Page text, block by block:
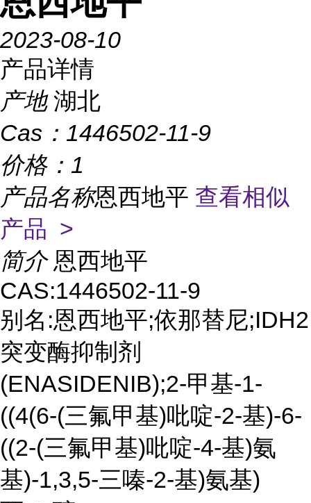
2023-08-10
产品详情
产地 湖北
Cas： 1446502-11-9
价格： 1
产品名称恩西地平 查看相似
产品 >
简介 恩西地平
CAS:1446502-11-9
别名:恩西地平;依那替尼;IDH2
突变酶抑制剂
(ENASIDENIB);2-甲基-1-
((4(6-(三氟甲基)吡啶-2-基)-6-
((2-(三氟甲基)吡啶-4-基)氨
基)-1,3,5-三嗪-2-基)氨基)